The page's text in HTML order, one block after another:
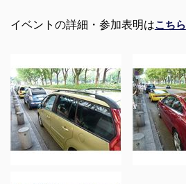
イベントの詳細・参加表明はこちら